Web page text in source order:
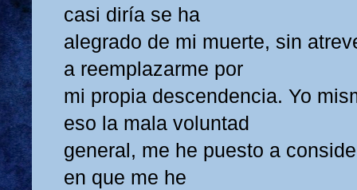
casi diría se ha
alegrado de mi muerte, sin
a reemplazarme por
mi propia descendencia. Yo
eso la mala voluntad
general, me he puesto a
en que me he